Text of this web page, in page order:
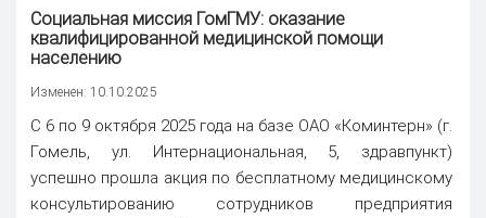
Социальная миссия ГомГМУ: оказание
квалифицированной медицинской помощи
населению
Изменен: 10.10.2025
С 6 по 9 октября 2025 года на базе ОАО «Коминтерн» (г.
Гомель, ул. Интернациональная, 5, здравпункт)
успешно прошла акция по бесплатному медицинскому
консультированию сотрудников предприятия